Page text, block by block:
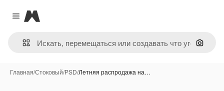
Close menu
Magnific
Поиск
Главная/Стоковый/PSD/Летняя распродажа на…